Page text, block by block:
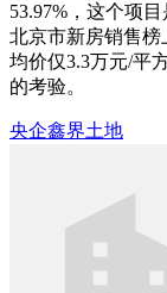
53.97%，这个项
北京市新房销售
均价仅3.3万元/平
的考验。
央企鑫界土地